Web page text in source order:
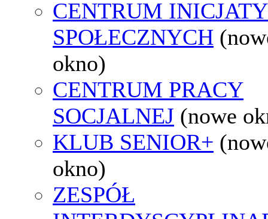
CENTRUM
SPOŁECZNYCH
okno)
CENTRUM PRACY
SOCJALNEJ (nowe
KLUB SENIOR+
okno)
ZESPÓŁ